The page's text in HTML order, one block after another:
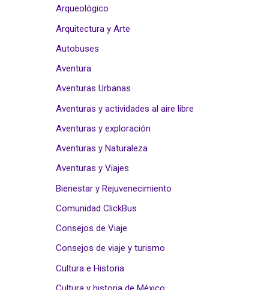
Arqueológico
Arquitectura y Arte
Autobuses
Aventura
Aventuras Urbanas
Aventuras y actividades al aire libre
Aventuras y exploración
Aventuras y Naturaleza
Aventuras y Viajes
Bienestar y Rejuvenecimiento
Comunidad ClickBus
Consejos de Viaje
Consejos de viaje y turismo
Cultura e Historia